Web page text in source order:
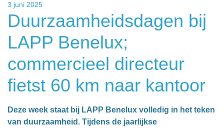
3 juni 2025
Duurzaamheidsdagen bij
LAPP Benelux;
commercieel directeur
fietst 60 km naar kantoor
Deze week staat bij LAPP Benelux volledig in het teken
van duurzaamheid. Tijdens de jaarlijkse